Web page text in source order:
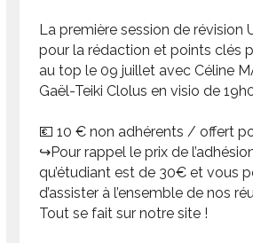
La première session de révision
pour la rédaction et points clés
au top le 09 juillet avec Céline
Gaël-Teiki Clolus en visio de
💶 10 € non adhérents / offert
↪️Pour rappel le prix de
qu’étudiant est de 30€ et vous
d’assister à l’ensemble de nos
Tout se fait sur notre site !